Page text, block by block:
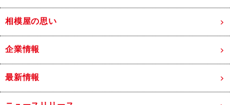
相模屋の思い
企業情報
最新情報